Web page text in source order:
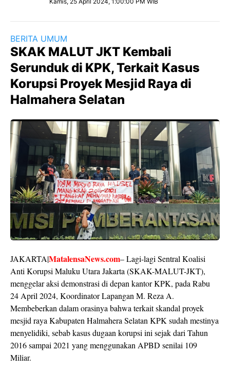
BERITA UMUM
SKAK MALUT JKT Kembali
Serunduk di KPK, Terkait Kasus
Korupsi Proyek Mesjid Raya di
Halmahera Selatan
JAKARTA|MatalensaNews.com– Lagi-lagi Sentral Koalisi
Anti Korupsi Maluku Utara Jakarta (SKAK-MALUT-JKT),
menggelar aksi demonstrasi di depan kantor KPK, pada Rabu
24 April 2024, Koordinator Lapangan M. Reza A.
Membeberkan dalam orasinya bahwa terkait skandal proyek
mesjid raya Kabupaten Halmahera Selatan KPK sudah mestinya
menyelidiki, sebab kasus dugaan korupsi ini sejak dari Tahun
2016 sampai 2021 yang menggunakan APBD senilai 109
Miliar.